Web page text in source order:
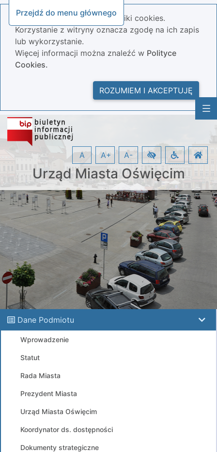
Przejdź do menu głównego
Nasza strona wykorzystuje pliki cookies.
Korzystanie z witryny oznacza zgodę na ich zapis
lub wykorzystanie.
Więcej informacji można znaleźć w Polityce
Cookies.
ROZUMIEM I AKCEPTUJĘ
Urząd Miasta Oświęcim
A A+ A-
Dane Podmiotu
Wprowadzenie
Statut
Rada Miasta
Prezydent Miasta
Urząd Miasta Oświęcim
Koordynator ds. dostępności
Dokumenty strategiczne